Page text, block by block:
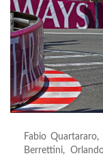
Fabio
Berrettini,